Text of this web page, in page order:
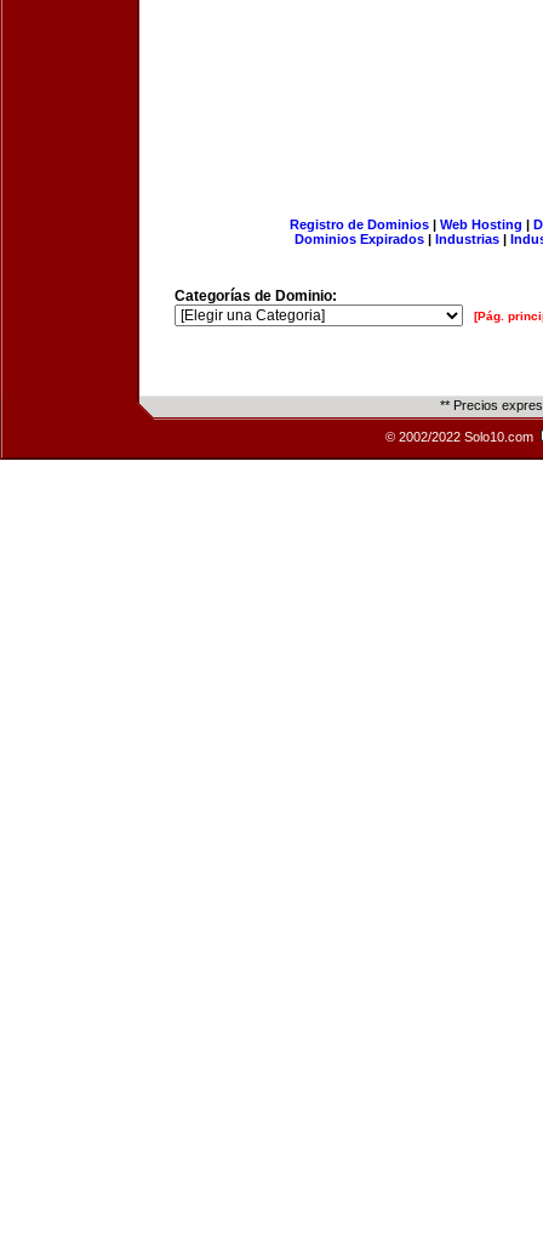
Registro de Dominios| Web Hosting |
Dominios Expirados | Industrias |
Categorías de Dominio:
[Pág.
** Precios
© 2002/2022 Solo10.com